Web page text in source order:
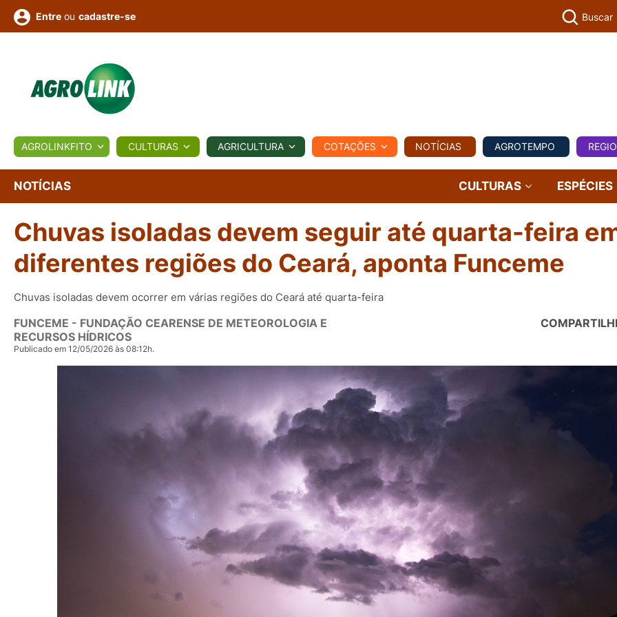
BIOLÓGICOS COTAÇÕES NOTÍCIAS AGROTEMPO REGIONAL COMERCIAL AGROVIAGENS
Conversor Colunistas Eventos
Fotos
Vídeos
Entre ou cadastre-se Buscar
AGROLINKFITO CULTURAS AGRICULTURA COTAÇÕES NOTÍCIAS AGROTEMPO
NOTÍCIAS CULTURAS ESPÉCIES
Chuvas isoladas devem seguir até quarta-feira
diferentes regiões do Ceará, aponta Funceme
Chuvas isoladas devem ocorrer em várias regiões do Ceará até quarta-feira
FUNCEME - FUNDAÇÃO CEARENSE DE METEOROLOGIA E
RECURSOS HÍDRICOS
Publicado em 12/05/2026 às 08:12h.